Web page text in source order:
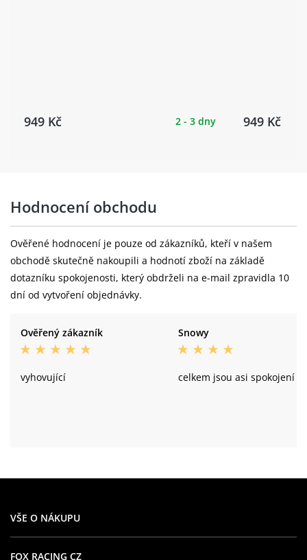
949 Kč 2 - 3 dny 949 Kč
Hodnocení obchodu
Ověřené hodnocení je pouze od zákazníků, kteří v našem
obchodě skutečně nakoupili a hodnotí zboží na základě
dotazníku spokojenosti, který obdrželi na e-mail zpravidla 10
dní od vytvoření objednávky.
Ověřený zákazník
vyhovující
Snowy
celkem jsou asi spokojení
VŠE O NÁKUPU
FOX RACING CZ